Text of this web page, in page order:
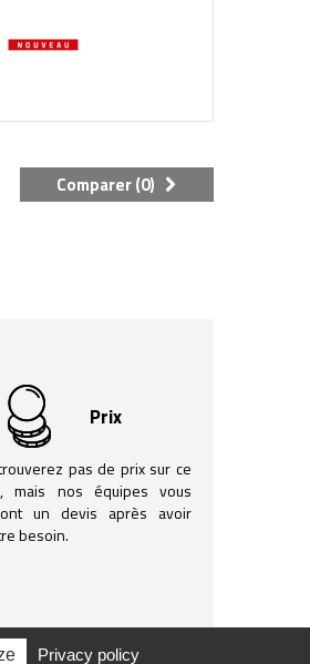
Comparer (0)
Prix
pas de prix sur ce
mais nos équipes vous
un devis après avoir
besoin.
Privacy policy